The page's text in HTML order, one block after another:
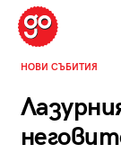
НОВИ СЪБИТИЯ